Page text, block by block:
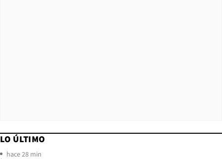
LO ÚLTIMO
hace 28 min